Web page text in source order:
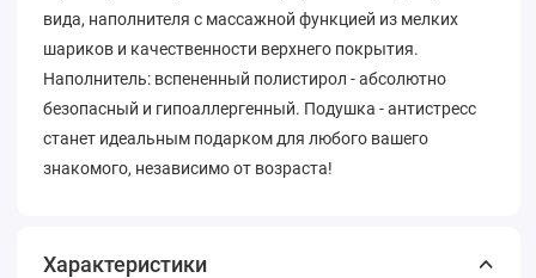
вида, наполнителя с массажной функцией из мелких
шариков и качественности верхнего покрытия.
Наполнитель: вспененный полистирол - абсолютно
безопасный и гипоаллергенный. Подушка - антистресс
станет идеальным подарком для любого вашего
знакомого, независимо от возраста!
Характеристики